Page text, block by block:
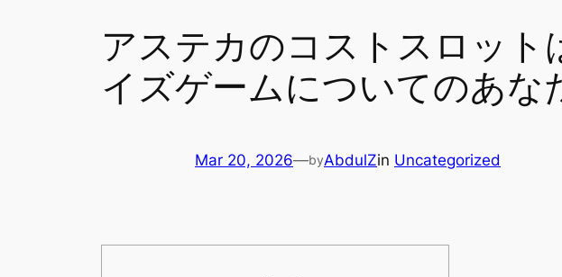
アステカのコストスロッ
イズゲームについてのあな
Mar 20, 2026—byAbdulZin Uncategorized